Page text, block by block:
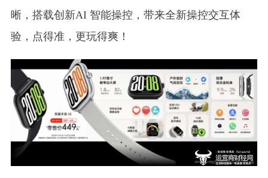
晰，搭载创新AI 智能操控，带来全新操控交互体
验，点得准，更玩得爽！